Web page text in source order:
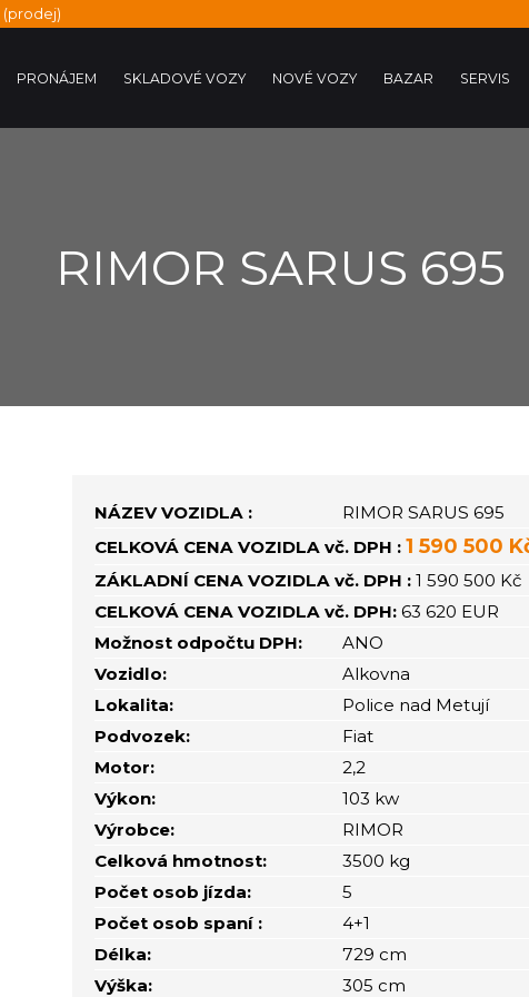
(prodej)
PRONÁJEM SKLADOVÉ VOZY NOVÉ VOZY BAZAR SERVIS
RIMOR SARUS 695
NÁZEV VOZIDLA :
RIMOR SARUS 695
CELKOVÁ CENA VOZIDLA vč. DPH : 1 590 500
ZÁKLADNÍ CENA VOZIDLA vč. DPH : 1 590 500 Kč
CELKOVÁ CENA VOZIDLA vč. DPH: 63 620 EUR
Možnost odpočtu DPH:
ANO
Vozidlo:
Alkovna
Lokalita:
Police nad Metují
Podvozek:
Fiat
Motor:
2,2
Výkon:
103 kw
Výrobce:
RIMOR
Celková hmotnost:
3500 kg
Počet osob jízda:
5
Počet osob spaní :
4+1
Délka:
729 cm
Výška:
305 cm